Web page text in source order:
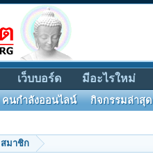
สมาชิก
เว็บบอร์ด มีอะไรใหม่
คนกำลังออนไลน์ กิจกรรมล่าสุด